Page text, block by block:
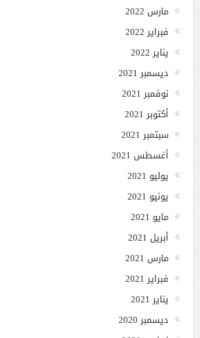
مارس 2022
فبراير 2022
يناير 2022
ديسمبر 2021
نوفمبر 2021
أكتوبر 2021
سبتمبر 2021
أغسطس 2021
يوليو 2021
يونيو 2021
مايو 2021
أبريل 2021
مارس 2021
فبراير 2021
يناير 2021
ديسمبر 2020